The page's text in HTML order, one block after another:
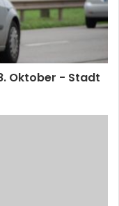
Oktober - Stadt